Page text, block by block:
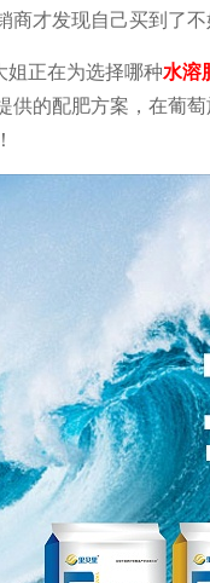
商才发现自己买到了
姐正在为选择哪种水溶
供的配肥方案，在葡